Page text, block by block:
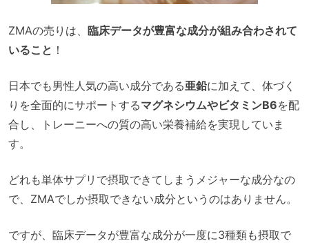
ZMAの売りは、 臨床データが豊富な成分が組み合わされて
いること ！
日本でも男性人気の高い成分である亜鉛に加えて、体づく
りを全面的にサポートするマグネシウムやビタミンB6を配
合し、トレーニーへの質の高い栄養補給を実現していま
す。
どれも単体サプリで摂取できてしまうメジャーな成分なの
で、ZMAでしか摂取できない成分というのはありません。
ですが、臨床データが豊富な成分が一度に3種類も摂取で